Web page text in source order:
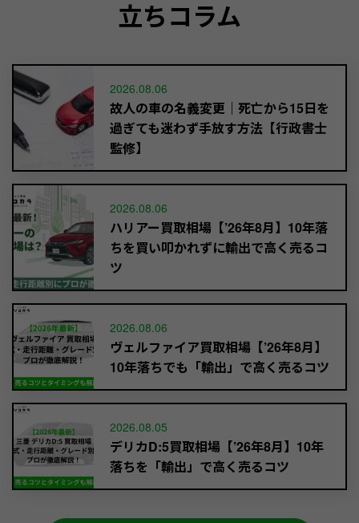
立ちコラム
2026.08.06
故人の車の名義変更｜死亡から15日を
過ぎても迷わず手放す方法【行政書士
監修】
2026.08.06
ハリアー買取相場【’26年8月】10年落
ちを買い叩かれずに輸出で高く売るコ
ツ
2026.08.06
ヴェルファイア買取相場【’26年8月】
10年落ちでも「輸出」で高く売るコツ
2026.08.05
デリカD:5買取相場【’26年8月】10年
落ちを「輸出」で高く売るコツ